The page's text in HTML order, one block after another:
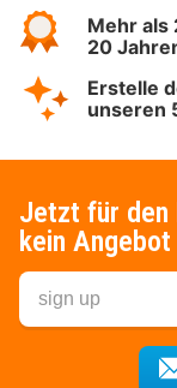
Mehr als
20
Erstelle
unseren
Jetzt für den
kein